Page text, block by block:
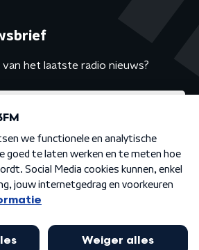
het laatste radio nieuws?
Privacybeleid